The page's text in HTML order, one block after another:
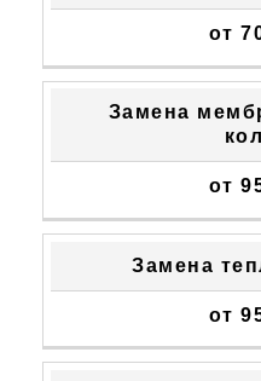
от
Замена
от
Замена
от